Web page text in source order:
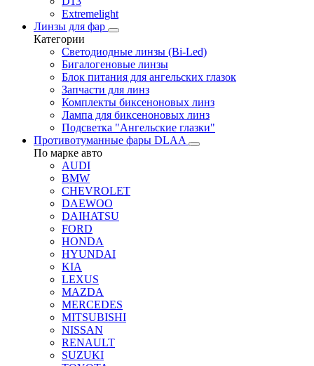
Extremelight
Линзы для фар
Категории
Светодиодные линзы (Bi-Led)
Бигалогеновые линзы
Блок питания для ангельских глазок
Запчасти для линз
Комплекты биксеноновых линз
Лампа для биксеноновых линз
Подсветка "Ангельские глазки"
Противотуманные фары DLAA
По марке авто
AUDI
BMW
CHEVROLET
DAEWOO
DAIHATSU
FORD
HONDA
HYUNDAI
KIA
LEXUS
MAZDA
MERCEDES
MITSUBISHI
NISSAN
RENAULT
SUZUKI